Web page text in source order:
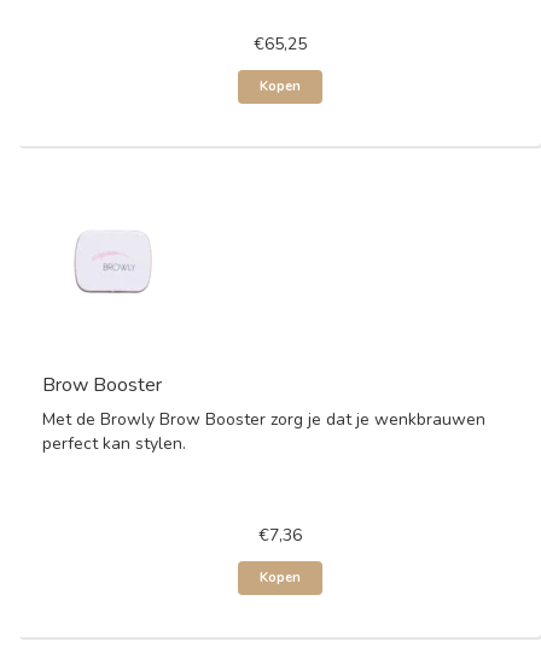
€65,25
Kopen
Brow Booster
Met de Browly Brow Booster zorg je dat je wenkbrauwen
perfect kan stylen.
€7,36
Kopen